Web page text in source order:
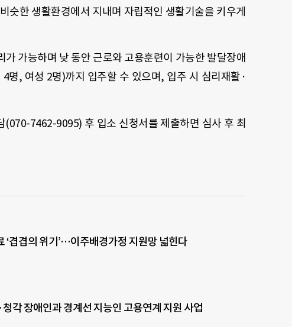
슷한 생활환경에서 지내며 자립적인 생활기술을 키우게
가능하며 낮 동안 근로와 고용훈련이 가능한 발달장애
명, 여성 2명)까지 입주할 수 있으며, 입주 시 심리재활·
7462-9095) 후 입소 신청서를 제출하면 심사 후 최
‘겹겹의 위기’…이주배경가정 지원망 넓힌다
각 장애인과 경계선 지능인 고용연계 지원 사업